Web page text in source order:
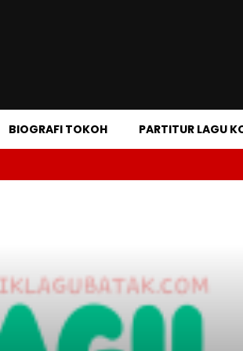
BIOGRAFI TOKOH PARTITUR LAGU